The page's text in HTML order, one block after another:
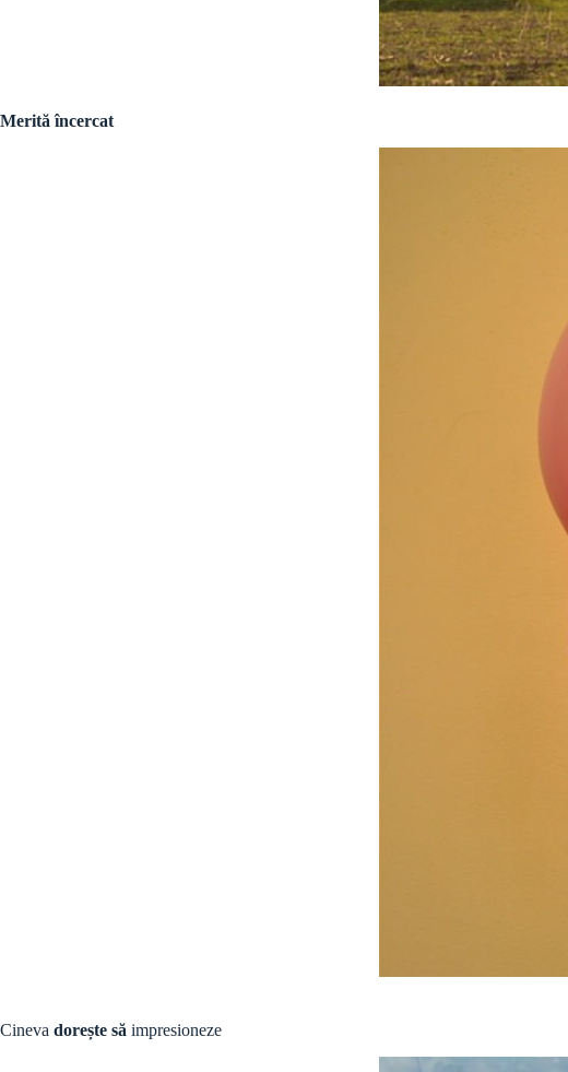
Merită încercat
Cineva dorește să impresioneze